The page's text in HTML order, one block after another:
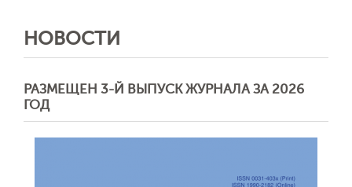
НОВОСТИ
РАЗМЕЩЕН 3-Й ВЫПУСК ЖУРНАЛА ЗА 2026
ГОД